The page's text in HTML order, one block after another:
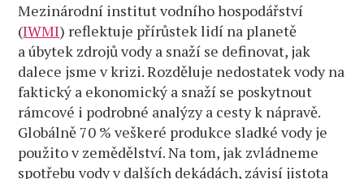
Mezinárodní institut vodního hospodářství
(IWMI) reflektuje přírůstek lidí na planetě
a úbytek zdrojů vody a snaží se definovat, jak
dalece jsme v krizi. Rozděluje nedostatek vody na
faktický a ekonomický a snaží se poskytnout
rámcové i podrobné analýzy a cesty k nápravě.
Globálně 70 % veškeré produkce sladké vody je
použito v zemědělství. Na tom, jak zvládneme
spotřebu vody v dalších dekádách, závisí jistota